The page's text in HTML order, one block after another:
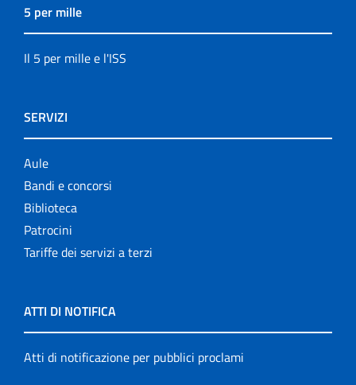
5 per mille
Il 5 per mille e l'ISS
SERVIZI
Aule
Bandi e concorsi
Biblioteca
Patrocini
Tariffe dei servizi a terzi
ATTI DI NOTIFICA
Atti di notificazione per pubblici proclami